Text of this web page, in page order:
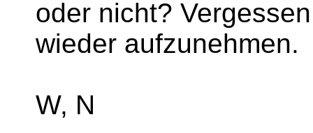
oder nicht?
wieder aufzunehmen.
W, N